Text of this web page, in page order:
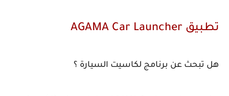
تطبيق AGAMA Car Launcher
هل تبحث عن برنامج لكاسيت السيارة ؟